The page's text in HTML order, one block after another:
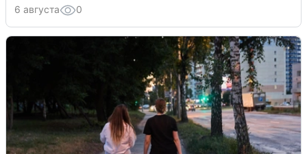
6 августа 0